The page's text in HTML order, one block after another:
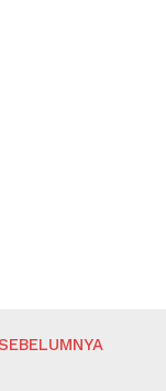
SEBELUMNYA